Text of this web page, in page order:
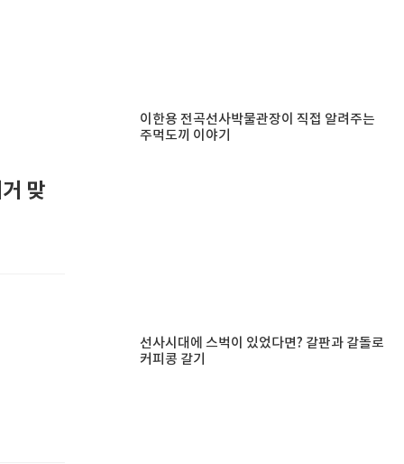
맞
이한용 전곡선사박물관장이 직접 알려주는
주먹도끼 이야기
선사시대에 스벅이 있었다면? 갈판과 갈돌로
커피콩 갈기